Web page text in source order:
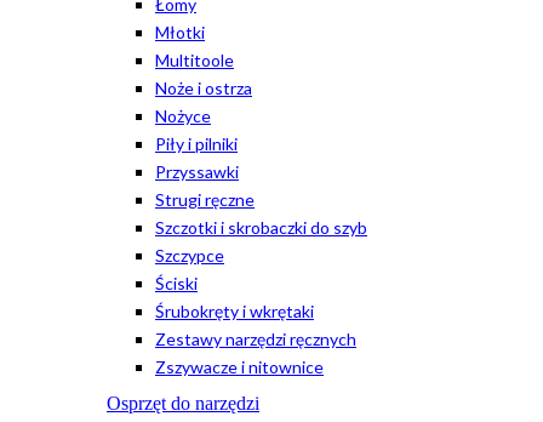
Młotki
Multitoole
Noże i ostrza
Nożyce
Piły i pilniki
Przyssawki
Strugi ręczne
Szczotki i skrobaczki do szyb
Szczypce
Ściski
Śrubokręty i wkrętaki
Zestawy narzędzi ręcznych
Zszywacze i nitownice
Osprzęt do narzędzi